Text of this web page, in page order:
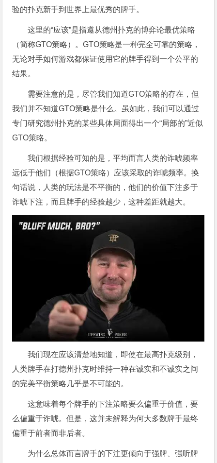
验的扑克新手到世界上最优秀的牌手。
这里的“应该”是指遵从德州扑克的博弈论最优策略
（简称GTO策略）。GTO策略是一种完全可靠的策略，
无论对手如何游戏都保证使用它的牌手得到一个公平的
结果。
需要注意的是，尽管我们知道GTO策略的存在，但
我们并不知道GTO策略是什么。虽如此，我们可以通过
专门研究德州扑克的某些具体局面得出一个“局部的”近似
GTO策略。
我们根据经验可知的是，平均而言人类的诈唬频率
远低于他们（根据GTO策略）应该采取的诈唬频率。换
句话说，人类的玩法是不平衡的，他们的价值下注多于
诈唬下注，而且牌手的经验越少，这种差距就越大。
我们现在应该清楚地知道，即使在最高扑克级别，
人类牌手在打德州扑克时维持一种在诚实和不诚实之间
的完美平衡策略几乎是不可能的。
这意味着每个牌手的下注策略要么偏重于价值，要
么偏重于诈唬。但是，这并未解释为何大多数牌手最终
偏重于前者而非后者。
为什么总体而言牌手的下注更倾向于强牌、强听牌